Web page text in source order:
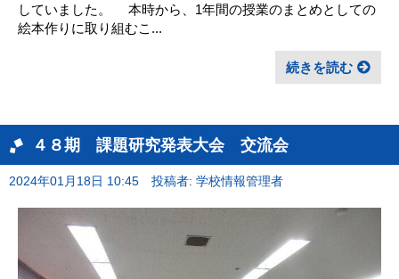
していました。 本時から、1年間の授業のまとめとしての
絵本作りに取り組むこ...
続きを読む
４８期 課題研究発表大会 交流会
2024年01月18日 10:45 投稿者: 学校情報管理者